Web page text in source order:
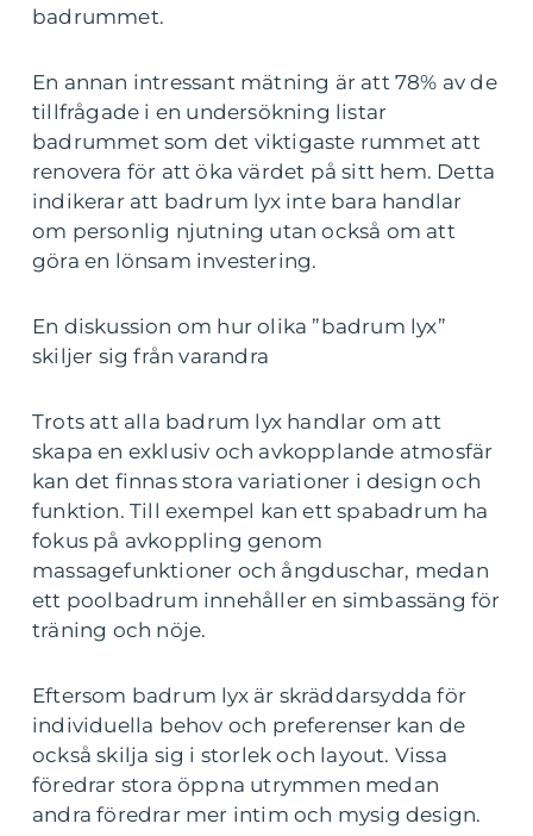
badrummet.
En annan intressant mätning är att 78% av de
tillfrågade i en undersökning listar
badrummet som det viktigaste rummet att
renovera för att öka värdet på sitt hem. Detta
indikerar att badrum lyx inte bara handlar
om personlig njutning utan också om att
göra en lönsam investering.
En diskussion om hur olika ”badrum lyx”
skiljer sig från varandra
Trots att alla badrum lyx handlar om att
skapa en exklusiv och avkopplande atmosfär
kan det finnas stora variationer i design och
funktion. Till exempel kan ett spabadrum ha
fokus på avkoppling genom
massagefunktioner och ångduschar, medan
ett poolbadrum innehåller en simbassäng för
träning och nöje.
Eftersom badrum lyx är skräddarsydda för
individuella behov och preferenser kan de
också skilja sig i storlek och layout. Vissa
föredrar stora öppna utrymmen medan
andra föredrar mer intim och mysig design.